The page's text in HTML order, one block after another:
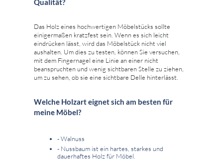
Qualität?
Das Holz eines hochwertigen Möbelstücks sollte
einigermaßen kratzfest sein. Wenn es sich leicht
eindrücken lässt, wird das Möbelstück nicht viel
aushalten. Um dies zu testen, können Sie versuchen,
mit dem Fingernagel eine Linie an einer nicht
beanspruchten und wenig sichtbaren Stelle zu ziehen,
um zu sehen, ob sie eine sichtbare Delle hinterlässt.
Welche Holzart eignet sich am besten für
meine Möbel?
- Walnuss
- Nussbaum ist ein hartes, starkes und
dauerhaftes Holz für Möbel.